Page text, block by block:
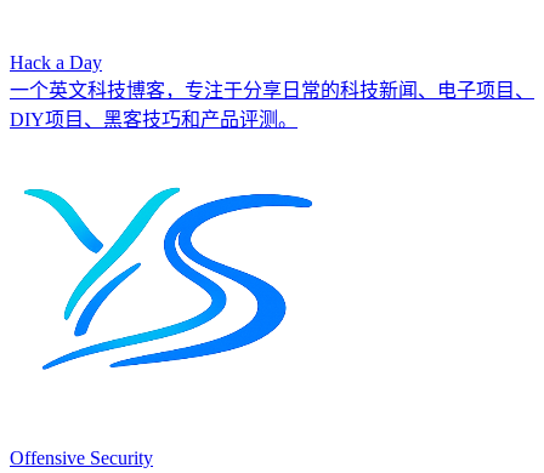
Hack a Day
一个英文科技博客，专注于分享日常的科技新闻、电子项目、
DIY项目、黑客技巧和产品评测。
Offensive Security